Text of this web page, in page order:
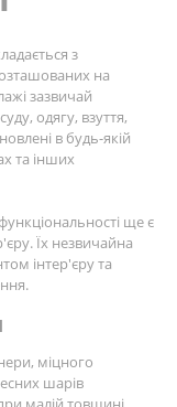
з
на
зазвичай
одягу, взуття,
в будь-якій
та інших
ще є
Їх незвичайна
інтер'єру та
міцного
шарів